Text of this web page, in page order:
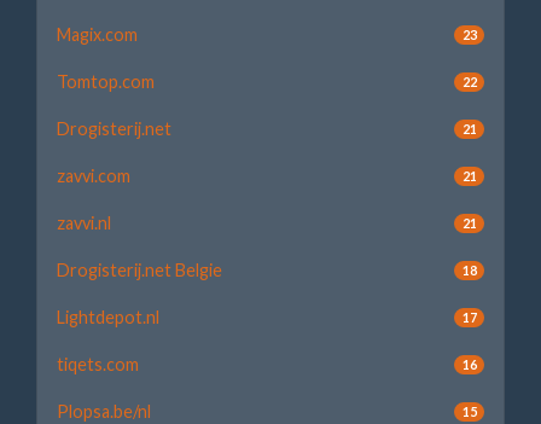
Magix.com 23
Tomtop.com 22
Drogisterij.net 21
zavvi.com 21
zavvi.nl 21
Drogisterij.net Belgie 18
Lightdepot.nl 17
tiqets.com 16
Plopsa.be/nl 15